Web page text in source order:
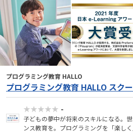
プログラミング教育 HALLO
プログラミング教育 HALLO スク
★★★★★ -
子どもの夢中が将来のスキルになる。
ンス教育を。プログラミングを「楽し